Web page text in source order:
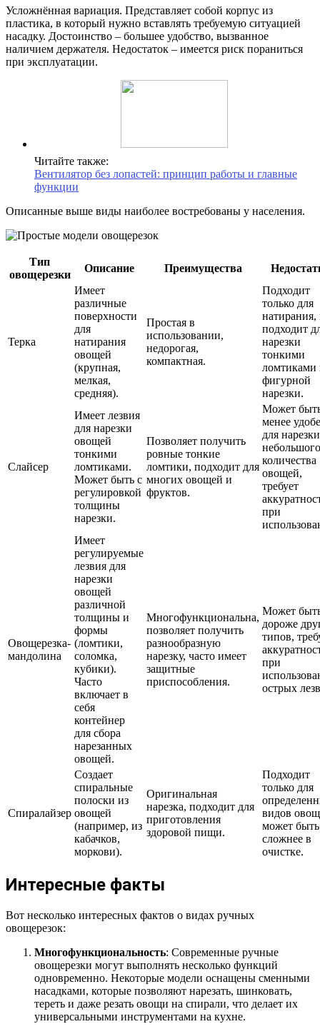
Усложнённая вариация. Представляет собой корпус из
пластика, в который нужно вставлять требуемую ситуацией
насадку. Достоинство – большее удобство, вызванное
наличием держателя. Недостаток – имеется риск пораниться
при эксплуатации.
Читайте также:
Вентилятор без лопастей: принцип работы и главные
функции
Описанные выше виды наиболее востребованы у населения.
Тип
овощерезки
Описание Преимущества
Терка
Имеет
различные
поверхности
для
натирания
овощей
(крупная,
мелкая,
средняя).
Простая в
использовании,
недорогая,
компактная.
Подходит
только для
натирания,
подходит
нарезки
тонкими
ломтиками
фигурной
нарезки.
Слайсер
Имеет лезвия
для нарезки
овощей
тонкими
ломтиками.
Может быть с
регулировкой
толщины
нарезки.
Позволяет получить
ровные тонкие
ломтики, подходит для
многих овощей и
фруктов.
Может
менее
для нарезки
небольшого
количества
овощей,
требует
при
Овощерезка-
мандолина
Имеет
регулируемые
лезвия для
нарезки
овощей
различной
толщины и
формы
(ломтики,
соломка,
кубики).
Часто
включает в
себя
контейнер
для сбора
нарезанных
овощей.
Многофункциональна,
позволяет получить
разнообразную
нарезку, часто имеет
защитные
приспособления.
Может
дороже
типов,
при
острых
Спиралайзер
Создает
спиральные
полоски из
овощей
(например, из
кабачков,
моркови).
Оригинальная
нарезка, подходит для
приготовления
здоровой пищи.
Подходит
только для
видов
может быть
сложнее в
очистке.
Интересные факты
Вот несколько интересных фактов о видах ручных
овощерезок:
Многофункциональность: Современные ручные
овощерезки могут выполнять несколько функций
одновременно. Некоторые модели оснащены сменными
насадками, которые позволяют нарезать, шинковать,
тереть и даже резать овощи на спирали, что делает их
универсальными инструментами на кухне.